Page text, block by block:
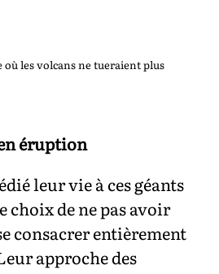
où les volcans ne tueraient plus
éruption
leur vie à ces géants
choix de ne pas avoir
consacrer entièrement
approche des